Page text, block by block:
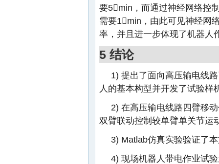
要5min，而通过神经网络控
需要1min，由此可见神经网
率，并且进一步体现了机器人
5 结论
1) 提出了面向高压输电线
人的基本构型并开发了试验样
2) 在高压输电线路四臂移
双臂联动控制较单臂单关节运
3) Matlab仿真实验验证了
4) 现场机器人带电作业试